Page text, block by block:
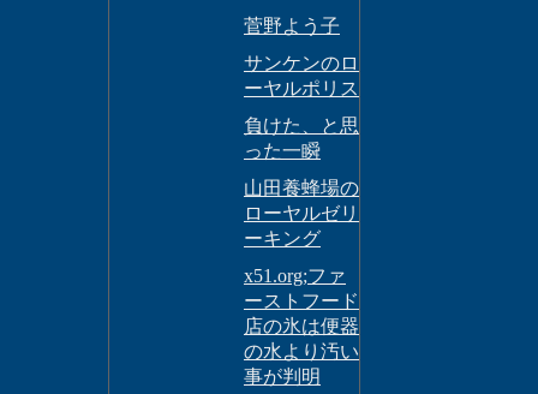
菅野よう子
サンケンのロ
ーヤルポリス
負けた、と思
った一瞬
山田養蜂場の
ローヤルゼリ
ーキング
x51.org;ファ
ーストフード
店の氷は便器
の水より汚い
事が判明